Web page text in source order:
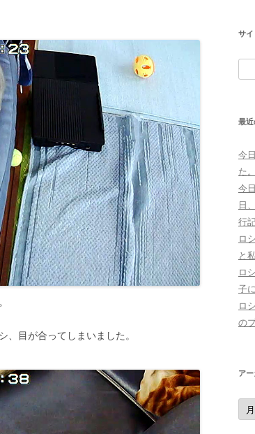
、目が合ってしまいました。
サイ
索:
最近
今
た
今
日
行
ロ
と
ロ
子
ロ
の
ア
ア
ー
カ